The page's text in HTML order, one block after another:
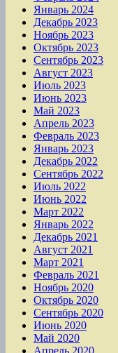
Январь 2024
Декабрь 2023
Ноябрь 2023
Октябрь 2023
Сентябрь 2023
Август 2023
Июль 2023
Июнь 2023
Май 2023
Апрель 2023
Февраль 2023
Январь 2023
Декабрь 2022
Сентябрь 2022
Июль 2022
Июнь 2022
Март 2022
Январь 2022
Декабрь 2021
Август 2021
Март 2021
Февраль 2021
Ноябрь 2020
Октябрь 2020
Сентябрь 2020
Июнь 2020
Май 2020